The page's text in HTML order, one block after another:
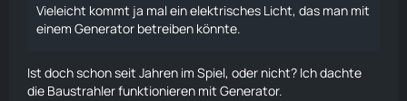
Vieleicht kommt ja mal ein elektrisches Licht, das man mit
einem Generator betreiben könnte.
Ist doch schon seit Jahren im Spiel, oder nicht? Ich dachte
die Baustrahler funktionieren mit Generator.